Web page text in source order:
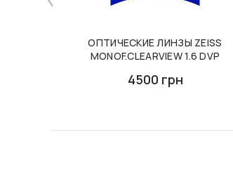
ОПТИЧЕСКИЕ ЛИНЗЫ ZEISS
MONOF.CLEARVIEW 1.6 DVP
4500 грн